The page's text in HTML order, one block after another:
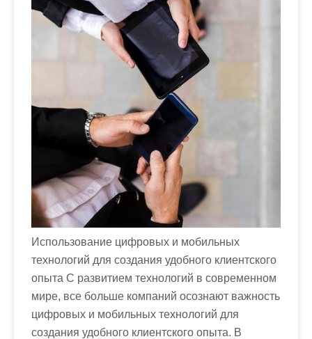
Использование цифровых и мобильных
технологий для создания удобного клиентского
опыта С развитием технологий в современном
мире, все больше компаний осознают важность
цифровых и мобильных технологий для
создания удобного клиентского опыта. В